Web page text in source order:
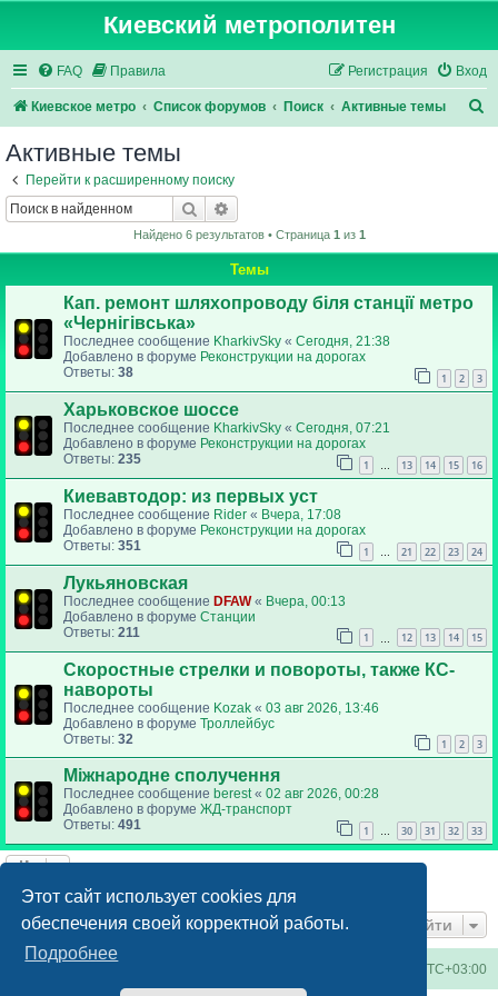
Этот сайт использует cookies для
обеспечения своей корректной работы.
Подробнее
Киевский метрополитен
FAQ Правила Вход
Регистрация
Киевское метро Список форумов Поиск Активные темы
Активные темы
Перейти к расширенному поиску
Поиск
Найдено 6 результатов • Страница 1из 1
Темы
Кап. ремонт шляхопроводу біля станції метро
«Чернігівська»
Последнее сообщение KharkivSky « Сегодня, 21:38
Добавлено в форуме Реконструкции на дорогах
Ответы: 38 1 2 3
Харьковское шоссе
Последнее сообщение KharkivSky « Сегодня, 07:21
Добавлено в форуме Реконструкции на дорогах
Ответы: 235 1 … 13 14 15 16
Киевавтодор: из первых уст
Последнее сообщение Rider « Вчера, 17:08
Добавлено в форуме Реконструкции на дорогах
Ответы: 351 1 21 22 23 24
Лукьяновская
Последнее сообщение DFAW« Вчера, 00:13
Добавлено в форуме Станции
Ответы: 211 1 12 13 14 15
Скоростные стрелки и повороты, также КС-
навороты
Последнее сообщение Kozak « 03 авг 2026, 13:46
Добавлено в форуме Троллейбус
Ответы: 32 1 2 3
Міжнародне сполучення
Последнее сообщение berest« 02 авг 2026, 00:28
Добавлено в форуме ЖД-транспорт
Ответы: 491 1 … 30 31 32 33
Найдено 6 результатов • Страница
Перейти
UTC+03:00